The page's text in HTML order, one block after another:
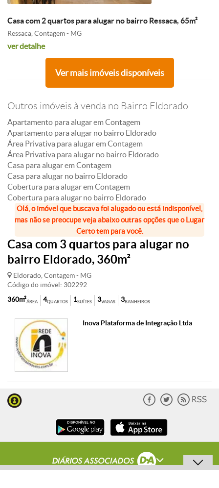
Casa com 2 quartos para alugar no bairro Ressaca, 65m²
Ressaca, Contagem - MG
ver detalhe
Ver mais imóveis disponíveis
Outros imóveis à venda no Bairro Eldorado
Apartamento para alugar em Contagem
Apartamento para alugar no bairro Eldorado
Área Privativa para alugar em Contagem
Área Privativa para alugar no bairro Eldorado
Casa para alugar em Contagem
Casa para alugar no bairro Eldorado
Cobertura para alugar em Contagem
Cobertura para alugar no bairro Eldorado
Olá, o imóvel que buscava foi alugado ou está indisponível,
mas não se preocupe veja abaixo outras opções que o Lugar
Certo tem para você.
Casa com 3 quartos para alugar no
bairro Eldorado, 360m²
Eldorado, Contagem - MG
Código do imóvel: 302292
ÁREA
360m² QUARTOS
4 SUÍTES
1 VAGAS
3 BANHEIROS
3
Inova Plataforma de Integração Ltda